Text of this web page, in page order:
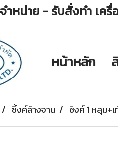
จำหน่าย - รับสั่งทำ เค
หน้าหลัก
ซิ้งค์ล้างจาน ซิงค์ 1 หลุม+